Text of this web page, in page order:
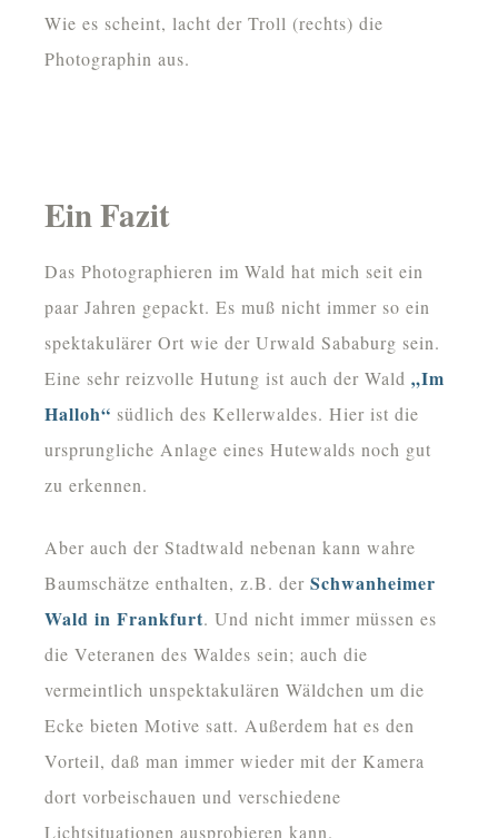
Wie es scheint, lacht der Troll (rechts) die
Photographin aus.
Ein Fazit
Das Photographieren im Wald hat mich seit ein
paar Jahren gepackt. Es muß nicht immer so ein
spektakulärer Ort wie der Urwald Sababurg sein.
Eine sehr reizvolle Hutung ist auch der Wald „Im
Halloh“ südlich des Kellerwaldes. Hier ist die
ursprungliche Anlage eines Hutewalds noch gut
zu erkennen.
Aber auch der Stadtwald nebenan kann wahre
Baumschätze enthalten, z.B. der Schwanheimer
Wald in Frankfurt. Und nicht immer müssen es
die Veteranen des Waldes sein; auch die
vermeintlich unspektakulären Wäldchen um die
Ecke bieten Motive satt. Außerdem hat es den
Vorteil, daß man immer wieder mit der Kamera
dort vorbeischauen und verschiedene
Lichtsituationen ausprobieren kann.